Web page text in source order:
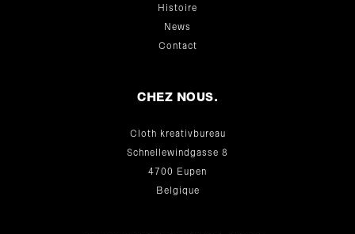
Histoire
News
Contact
CHEZ NOUS.
Cloth kreativbureau
Schnellewindgasse 8
4700 Eupen
Belgique